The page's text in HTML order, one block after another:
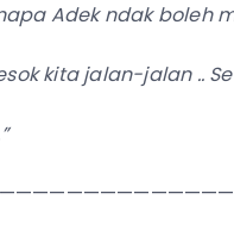
Adek ndak boleh
kita jalan-jalan ..